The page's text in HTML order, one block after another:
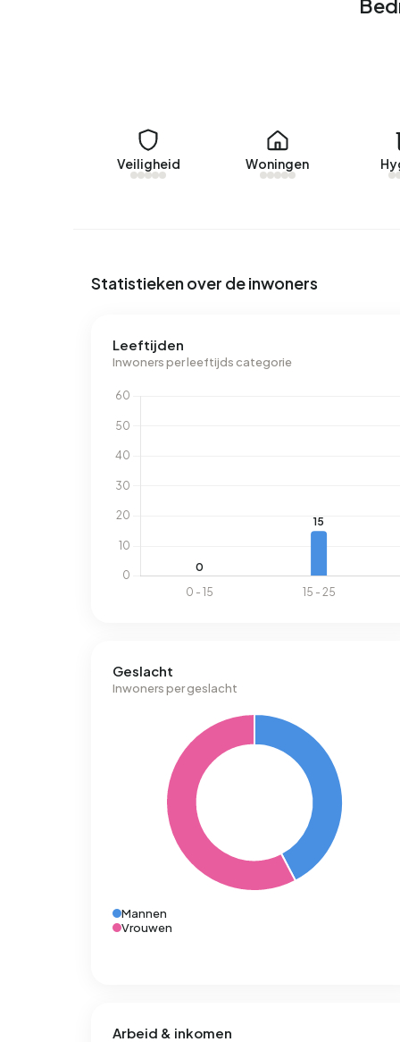
In Bedrijvenpark Sypel zijn er 188 adressen
labels zijn A (78%), B (10%) en C (6%).
jaarlijkse verbruik van 580 m³ per adres ligt het
Veiligheid Woningen
Statistieken over de inwoners
Leeftijden
Inwoners per leeftijds categorie
Geslacht
Inwoners per geslacht
Mannen
Vrouwen
Arbeid & inkomen